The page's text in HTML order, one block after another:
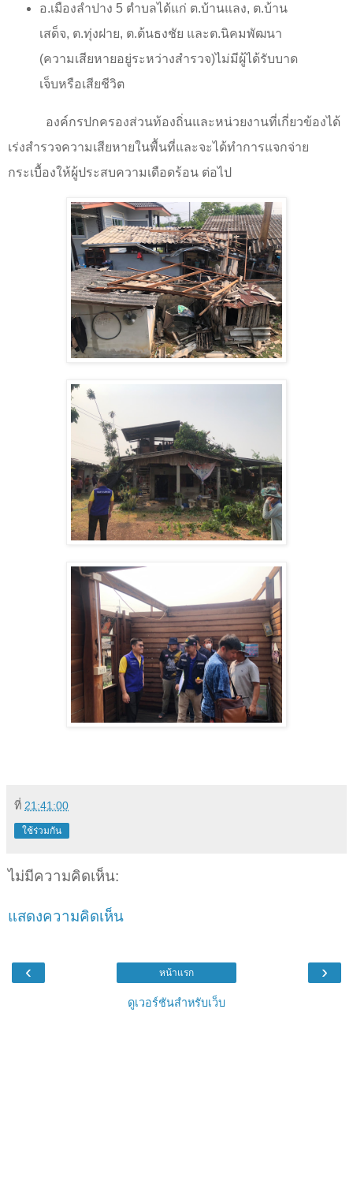
อ.เมืองลำปาง 5 ตำบลได้แก่ ต.บ้านแลง, ต.บ้าน
เสด็จ, ต.ทุ่งฝาย, ต.ต้นธงชัย และต.นิคมพัฒนา
(ความเสียหายอยู่ระหว่างสำรวจ)ไม่มีผู้ได้รับบาด
เจ็บหรือเสียชีวิต
องค์กรปกครองส่วนท้องถิ่นและหน่วยงานที่เกี่ยวข้องได้
เร่งสำรวจความเสียหายในพื้นที่และจะได้ทำการแจกจ่าย
กระเบื้องให้ผู้ประสบความเดือดร้อน ต่อไป
ที่ 21:41:00
ใช้ร่วมกัน
ไม่มีความคิดเห็น:
แสดงความคิดเห็น
‹ ›
หน้าแรก
ดูเวอร์ชันสำหรับเว็บ